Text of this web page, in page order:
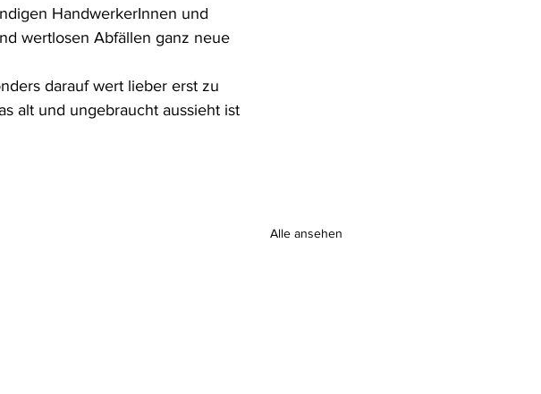
HandwerkerInnen und
wertlosen Abfällen ganz neue
darauf wert lieber erst zu
alt und ungebraucht aussieht ist
Alle ansehen